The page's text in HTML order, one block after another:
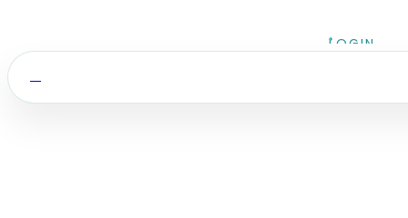
LOGIN